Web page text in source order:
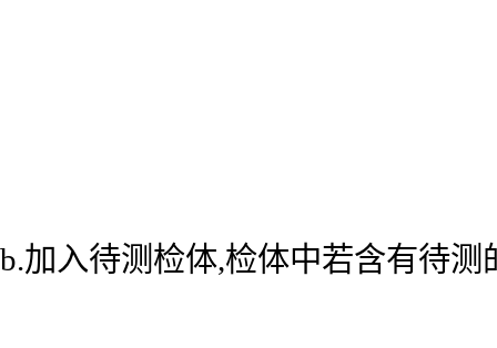
b.加入待测检体,检体中若含有待